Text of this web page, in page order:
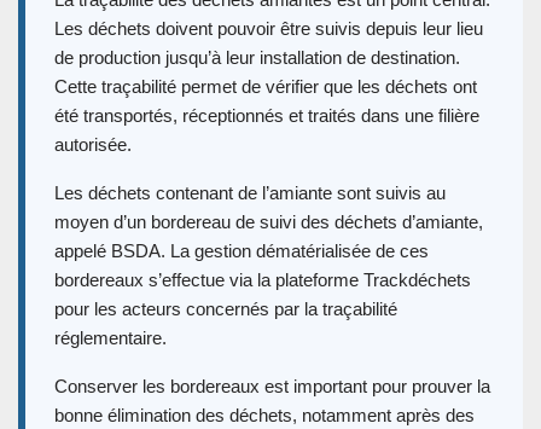
Les déchets doivent pouvoir être suivis depuis leur lieu
de production jusqu’à leur installation de destination.
Cette traçabilité permet de vérifier que les déchets ont
été transportés, réceptionnés et traités dans une filière
autorisée.
Les déchets contenant de l’amiante sont suivis au
moyen d’un bordereau de suivi des déchets d’amiante,
appelé BSDA. La gestion dématérialisée de ces
bordereaux s’effectue via la plateforme Trackdéchets
pour les acteurs concernés par la traçabilité
réglementaire.
Conserver les bordereaux est important pour prouver la
bonne élimination des déchets, notamment après des